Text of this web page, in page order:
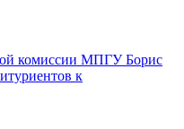
комиссии МПГУ Борис
к